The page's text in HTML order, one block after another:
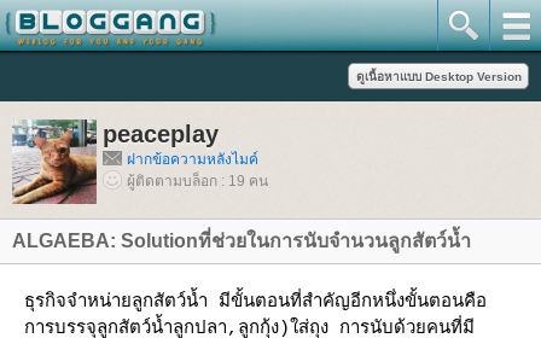
peaceplay
ฝากข้อความหลังไมค์
ผู้ติดตามบล็อก : 19 คน
ALGAEBA: Solutionที่ช่วยในการนับจำนวนลูกสัตว์น้ำ
ธุรกิจจำหน่ายลูกสัตว์น้ำ มีขั้นตอนที่สำคัญอีกหนึ่งขั้นตอนคือ
การบรรจุลูกสัตว์น้ำลูกปลา,ลูกกุ้ง)ใส่ถุง การนับด้วยคนที่มี